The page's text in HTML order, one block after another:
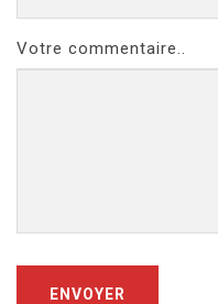
Votre commentaire..
ENVOYER